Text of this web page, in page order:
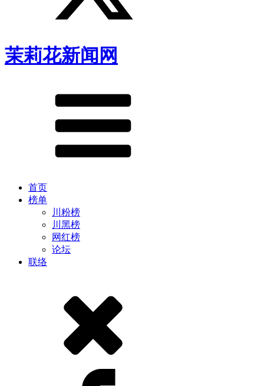
茉莉花新闻网
首页
榜单
川粉榜
川黑榜
网红榜
论坛
联络